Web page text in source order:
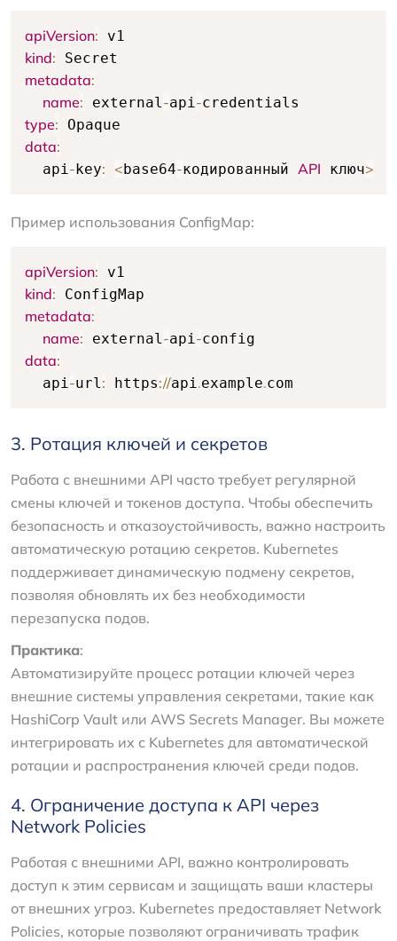
apiVersion:
kind:
metadata:
name: external-api-
type:
data:
  api
-key: <base64-кодированный API ключ>
Пример использования ConfigMap:
apiVersion:
kind:
metadata:
name: external-api-
data:
  api
-url: https://api.example.com
3. Ротация ключей и секретов
Работа с внешними API часто требует регулярной
смены ключей и токенов доступа. Чтобы обеспечить
безопасность и отказоустойчивость, важно настроить
автоматическую ротацию секретов. Kubernetes
поддерживает динамическую подмену секретов,
позволяя обновлять их без необходимости
перезапуска подов.
Практика:
Автоматизируйте процесс ротации ключей через
внешние системы управления секретами, такие как
HashiCorp Vault или AWS Secrets Manager. Вы можете
интегрировать их с Kubernetes для автоматической
ротации и распространения ключей среди подов.
4. Ограничение доступа к API через
Network Policies
Работая с внешними API, важно контролировать
доступ к этим сервисам и защищать ваши кластеры
от внешних угроз. Kubernetes предоставляет Network
Policies, которые позволяют ограничивать трафик